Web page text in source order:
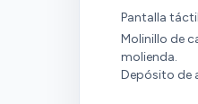
Pantalla
Molinillo de
molienda.
Depósito de